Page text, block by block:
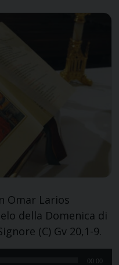
Omar Larios
della Domenica di
(C) Gv 20,1-9.
00:00